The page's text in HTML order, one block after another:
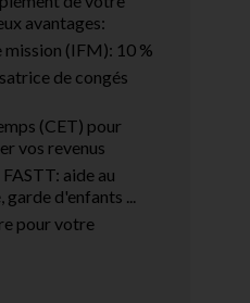
avantages:
mission (IFM): 10 %
de congés
(CET) pour
vos revenus
aide au
d'enfants ...
pour votre